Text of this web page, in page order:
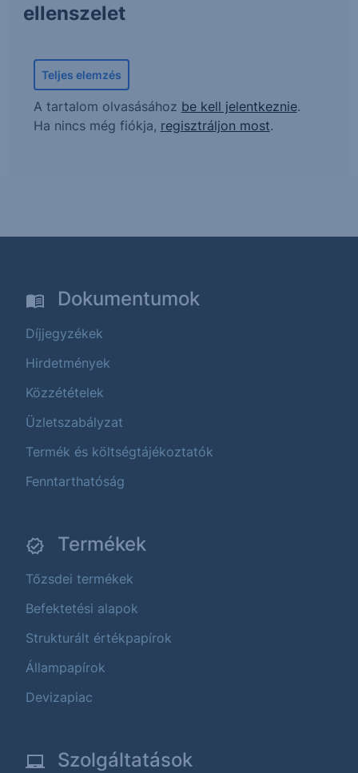
ellenszelet
Teljes elemzés
A tartalom olvasásához be kell jelentkeznie.
Ha nincs még fiókja, regisztráljon most.
Dokumentumok
Díjjegyzékek
Hirdetmények
Közzétételek
Üzletszabályzat
Termék és költségtájékoztatók
Fenntarthatóság
Termékek
Tőzsdei termékek
Befektetési alapok
Strukturált értékpapírok
Állampapírok
Devizapiac
Szolgáltatások